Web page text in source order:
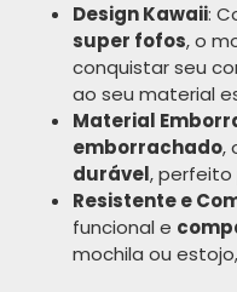
Design Kawaii:
super fofos, o
conquistar seu
ao seu material
Material
emborrachado,
durável, perfeito
Resistente e
funcional e
mochila ou